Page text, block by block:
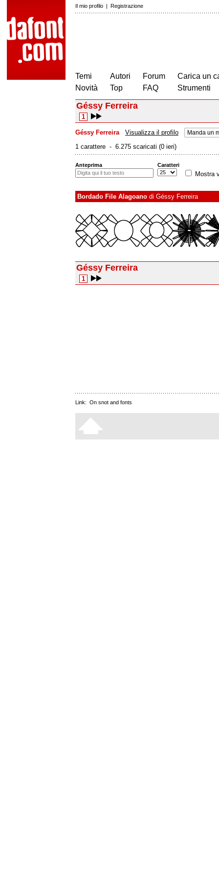
Il mio profilo | Registrazione
Temi
Novità
Autori
Top
Forum
FAQ
Carica un
Strumenti
Géssy Ferreira
1
Géssy Ferreira Visualizza il profilo Manda un
1 carattere - 6.275 scaricati (0 ieri)
Anteprima Caratteri
Mostra
Bordado File Alagoano di Géssy Ferreira
Géssy Ferreira
1
Link: On snot and fonts